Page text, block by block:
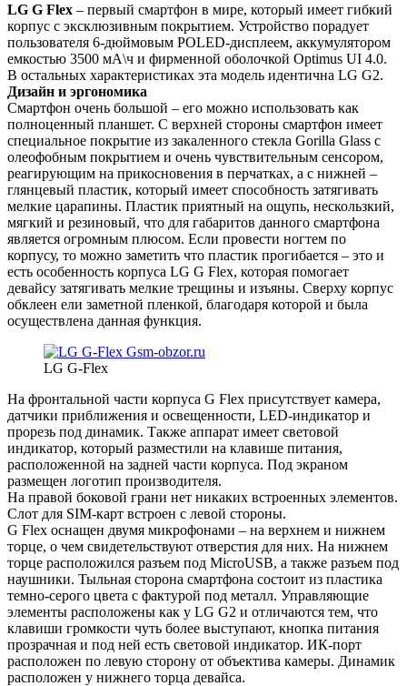
LG G Flex – первый смартфон в мире, который имеет гибкий
корпус c эксклюзивным покрытием. Устройство порадует
пользователя 6-дюймовым POLED-дисплеем, аккумулятором
емкостью 3500 мА\ч и фирменной оболочкой Optimus UI 4.0.
В остальных характеристиках эта модель идентична LG G2.
Дизайн и эргономика
Смартфон очень большой – его можно использовать как
полноценный планшет. С верхней стороны смартфон имеет
специальное покрытие из закаленного стекла Gorilla Glass с
олеофобным покрытием и очень чувствительным сенсором,
реагирующим на прикосновения в перчатках, а с нижней –
глянцевый пластик, который имеет способность затягивать
мелкие царапины. Пластик приятный на ощупь, нескользкий,
мягкий и резиновый, что для габаритов данного смартфона
является огромным плюсом. Если провести ногтем по
корпусу, то можно заметить что пластик прогибается – это и
есть особенность корпуса LG G Flex, которая помогает
девайсу затягивать мелкие трещины и изъяны. Сверху корпус
обклеен ели заметной пленкой, благодаря которой и была
осуществлена данная функция.
LG G-Flex
На фронтальной части корпуса G Flex присутствует камера,
датчики приближения и освещенности, LED-индикатор и
прорезь под динамик. Также аппарат имеет световой
индикатор, который разместили на клавише питания,
расположенной на задней части корпуса. Под экраном
размещен логотип производителя.
На правой боковой грани нет никаких встроенных элементов.
Слот для SIM-карт встроен с левой стороны.
G Flex оснащен двумя микрофонами – на верхнем и нижнем
торце, о чем свидетельствуют отверстия для них. На нижнем
торце расположился разъем под MicroUSB, а также разъем под
наушники. Тыльная сторона смартфона состоит из пластика
темно-серого цвета с фактурой под металл. Управляющие
элементы расположены как у LG G2 и отличаются тем, что
клавиши громкости чуть более выступают, кнопка питания
прозрачная и под ней есть световой индикатор. ИК-порт
расположен по левую сторону от объектива камеры. Динамик
расположен у нижнего торца девайса.